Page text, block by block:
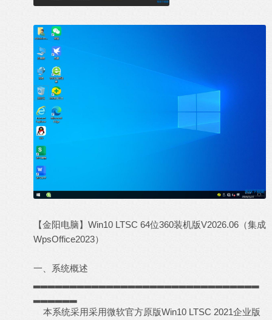
【金阳电脑】Win10 LTSC 64位360装机版V2026.06（集成
WpsOffice2023）
一、系统概述
本系统采用采用微软官方原版Win10 LTSC 2021企业版